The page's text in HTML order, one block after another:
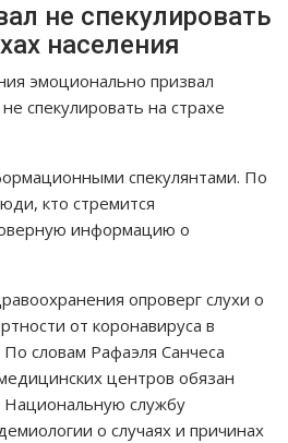
не спекулировать
населения
эмоционально призвал
спекулировать на страхе
спекулянтами. По
кто стремится
информацию о
опроверг слухи о
от коронавируса в
словам Рафаэля Санчеса
центров обязан
службу
о случаях и причинах